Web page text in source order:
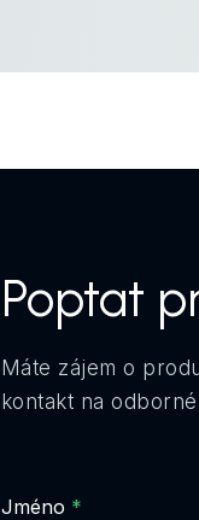
Poptat
Máte zájem o
kontakt na
Jméno